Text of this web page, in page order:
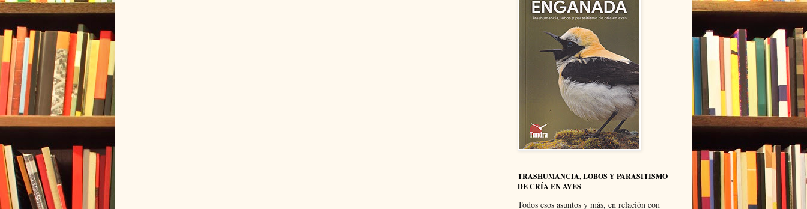
TRASHUMANCIA, LOBOS Y PARASITISMO
DE CRÍA EN AVES
Todos esos asuntos y más, en relación con